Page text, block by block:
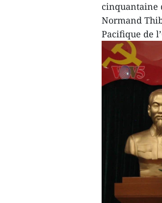
cinquantaine
Normand
Pacifique de